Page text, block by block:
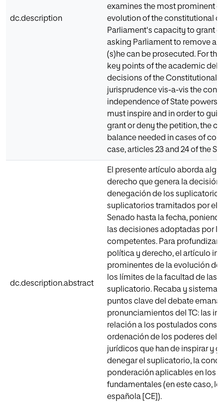
dc.description
examines the most prominent
evolution of the constitutional
Parliament's capacity to grant
asking Parliament to remove
(s)he can be prosecuted. For
key points of the academic
decisions of the Constitutional
jurisprudence vis-a-vis the
independence of State powers,
must inspire and in order to
grant or deny the petition, the
balance needed in cases of
case, articles 23 and 24 of the
dc.description.abstract
El presente artículo aborda
derecho que genera la
denegación de los
suplicatorios tramitados por el
Senado hasta la fecha,
las decisiones adoptadas por
competentes. Para profundizar
política y derecho, el artículo
prominentes de la evolución
los límites de la facultad de las
suplicatorio. Recaba y
puntos clave del debate
pronunciamientos del TC: las
relación a los postulados
ordenación de los poderes del
jurídicos que han de inspirar y
denegar el suplicatorio, la
ponderación aplicables en los
fundamentales (en este caso,
española [CE]).